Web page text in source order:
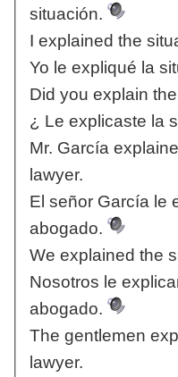
situación.
I explained the
Yo le expliqué la
Did you explain
¿ Le explicaste la
Mr. García
lawyer.
El señor García le
abogado.
We explained the
Nosotros le
abogado.
The gentlemen
lawyer.